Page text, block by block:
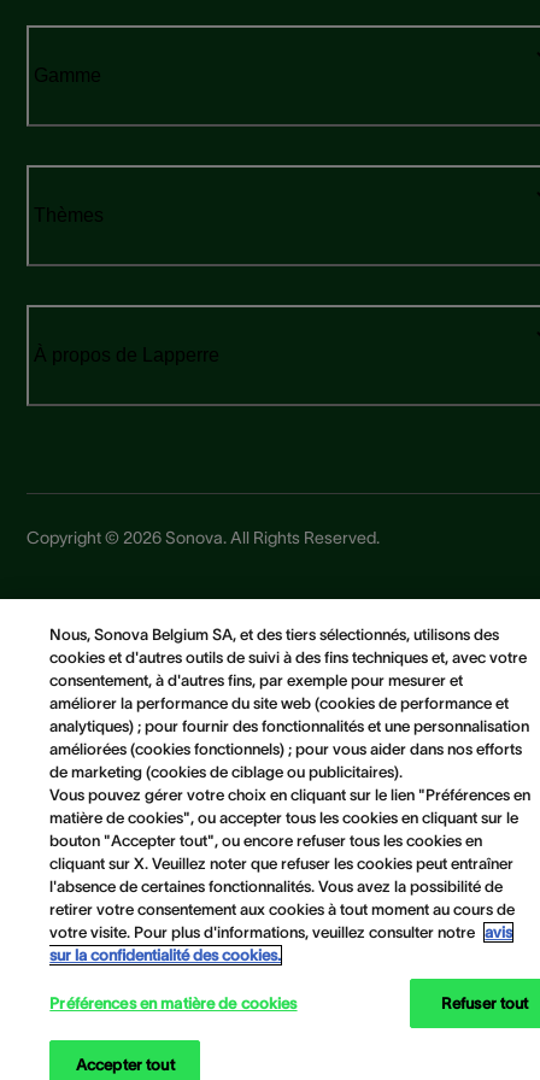
Gamme
Thèmes
À propos de Lapperre
Copyright © 2026 Sonova. All Rights Reserved.
Avis de confidentialité
Avis concernant les cookies
Politique Cookies
Préférences en matière de cookies
Nous, Sonova Belgium SA, et des tiers sélectionnés, utilisons des
cookies et d'autres outils de suivi à des fins techniques et, avec votre
consentement, à d'autres fins, par exemple pour mesurer et
améliorer la performance du site web (cookies de performance et
analytiques) ; pour fournir des fonctionnalités et une personnalisation
améliorées (cookies fonctionnels) ; pour vous aider dans nos efforts
de marketing (cookies de ciblage ou publicitaires).
Vous pouvez gérer votre choix en cliquant sur le lien "Préférences en
matière de cookies", ou accepter tous les cookies en cliquant sur le
bouton "Accepter tout", ou encore refuser tous les cookies en
cliquant sur X. Veuillez noter que refuser les cookies peut entraîner
l'absence de certaines fonctionnalités. Vous avez la possibilité de
retirer votre consentement aux cookies à tout moment au cours de
votre visite. Pour plus d'informations, veuillez consulter notre avis
sur la confidentialité des cookies.
Préférences en matière de cookies Refuser tout
Accepter tout